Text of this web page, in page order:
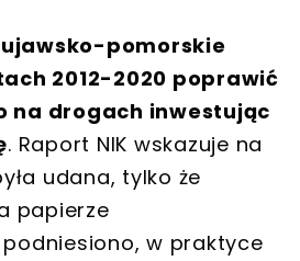
pomorskie
2012-2020 poprawić
na drogach inwestując
. Raport NIK wskazuje na
udana, tylko że
papierze
w praktyce